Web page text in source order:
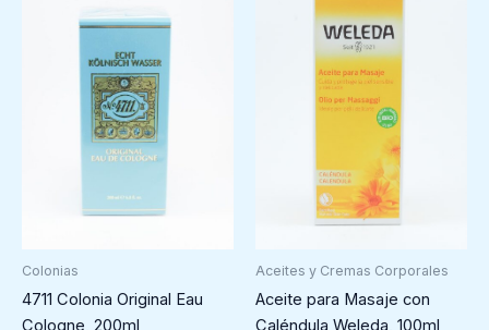
Colonias
4711 Colonia Original Eau
Cologne, 200ml
Aceites y Cremas Corporales
Aceite para Masaje con
Caléndula Weleda, 100ml